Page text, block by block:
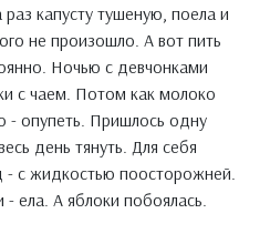
капусту тушеную, поела и
не произошло. А вот пить
Ночью с девчонками
с чаем. Потом как молоко
- опупеть. Пришлось одну
день тянуть. Для себя
- с жидкостью поосторожней.
- ела. А яблоки побоялась.